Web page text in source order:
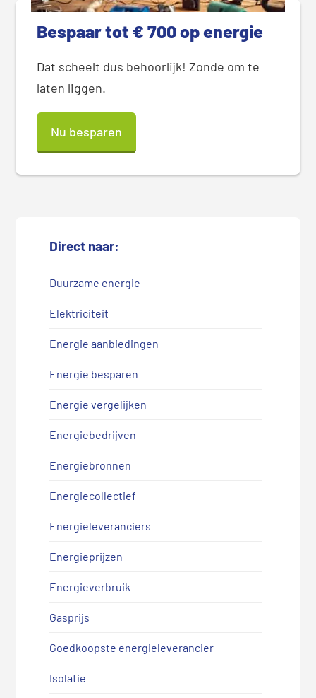
Bespaar tot € 700 op energie
Dat scheelt dus behoorlijk! Zonde om te
laten liggen.
Nu besparen
Direct naar:
Duurzame energie
Elektriciteit
Energie aanbiedingen
Energie besparen
Energie vergelijken
Energiebedrijven
Energiebronnen
Energiecollectief
Energieleveranciers
Energieprijzen
Energieverbruik
Gasprijs
Goedkoopste energieleverancier
Isolatie